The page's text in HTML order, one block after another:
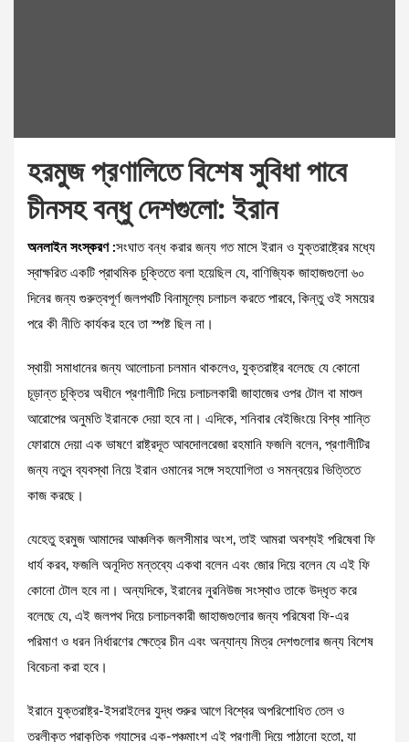
হরমুজ প্রণালিতে বিশেষ সুবিধা পাবে
চীনসহ বন্ধু দেশগুলো: ইরান
অনলাইন সংস্করণ :সংঘাত বন্ধ করার জন্য গত মাসে ইরান ও যুক্তরাষ্ট্রের মধ্যে
স্বাক্ষরিত একটি প্রাথমিক চুক্তিতে বলা হয়েছিল যে, বাণিজ্যিক জাহাজগুলো ৬০
দিনের জন্য গুরুত্বপূর্ণ জলপথটি বিনামূল্যে চলাচল করতে পারবে, কিন্তু ওই সময়ের
পরে কী নীতি কার্যকর হবে তা স্পষ্ট ছিল না।
স্থায়ী সমাধানের জন্য আলোচনা চলমান থাকলেও, যুক্তরাষ্ট্র বলেছে যে কোনো
চূড়ান্ত চুক্তির অধীনে প্রণালীটি দিয়ে চলাচলকারী জাহাজের ওপর টোল বা মাশুল
আরোপের অনুমতি ইরানকে দেয়া হবে না। এদিকে, শনিবার বেইজিংয়ে বিশ্ব শান্তি
ফোরামে দেয়া এক ভাষণে রাষ্ট্রদূত আবদোলরেজা রহমানি ফজলি বলেন, প্রণালীটির
জন্য নতুন ব্যবস্থা নিয়ে ইরান ওমানের সঙ্গে সহযোগিতা ও সমন্বয়ের ভিত্তিতে
কাজ করছে।
যেহেতু হরমুজ আমাদের আঞ্চলিক জলসীমার অংশ, তাই আমরা অবশ্যই পরিষেবা ফি
ধার্য করব, ফজলি অনূদিত মন্তব্যে একথা বলেন এবং জোর দিয়ে বলেন যে এই ফি
কোনো টোল হবে না। অন্যদিকে, ইরানের নুরনিউজ সংস্থাও তাকে উদ্ধৃত করে
বলেছে যে, এই জলপথ দিয়ে চলাচলকারী জাহাজগুলোর জন্য পরিষেবা ফি-এর
পরিমাণ ও ধরন নির্ধারণের ক্ষেত্রে চীন এবং অন্যান্য মিত্র দেশগুলোর জন্য বিশেষ
বিবেচনা করা হবে।
ইরানে যুক্তরাষ্ট্র-ইসরাইলের যুদ্ধ শুরুর আগে বিশ্বের অপরিশোধিত তেল ও
তরলীকৃত প্রাকৃতিক গ্যাসের এক-পঞ্চমাংশ এই প্রণালী দিয়ে পাঠানো হতো, যা